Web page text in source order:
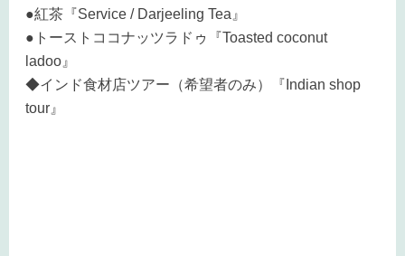
●紅茶『Service / Darjeeling Tea』
●トーストココナッツラドゥ『Toasted coconut
ladoo』
◆インド食材店ツアー（希望者のみ）『Indian shop
tour』